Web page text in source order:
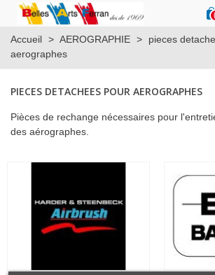
Accueil > AEROGRAPHIE >
pieces
aerographes
PIECES DETACHEES POUR AEROGRAPHES
Pièces de rechange nécessaires pour
des aérographes.